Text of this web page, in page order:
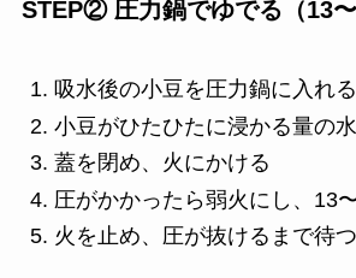
STEP② 圧力鍋でゆでる（13〜
吸水後の小豆を圧力鍋に入れる
小豆がひたひたに浸かる量の
蓋を閉め、火にかける
圧がかかったら弱火にし、13
火を止め、圧が抜けるまで待つ